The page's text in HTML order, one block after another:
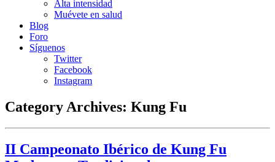
Alta intensidad
Muévete en salud
Blog
Foro
Síguenos
Twitter
Facebook
Instagram
Category Archives: Kung Fu
II Campeonato Ibérico de Kung Fu